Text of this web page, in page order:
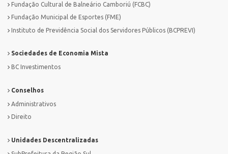
Fundação Cultural de Balneário Camboriú (FCBC)
Fundação Municipal de Esportes (FME)
Instituto de Previdência Social dos Servidores Públicos (BCPREVI)
Sociedades de Economia Mista
BC Investimentos
Conselhos
Administrativos
Direito
Unidades Descentralizadas